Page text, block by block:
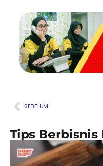
Prev
SEBELUM
Tips Berbisnis